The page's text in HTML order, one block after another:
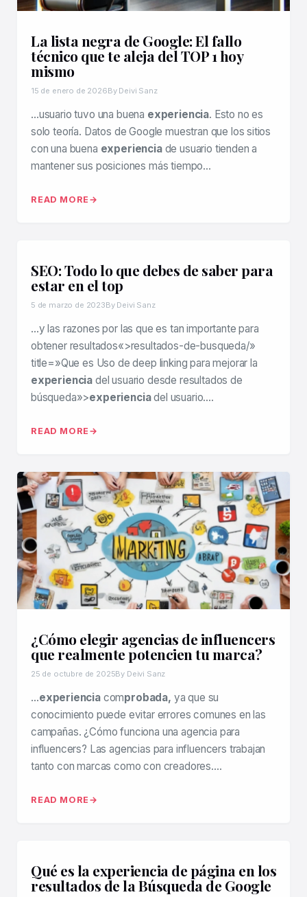
La lista negra de Google: El fallo
técnico que te aleja del TOP 1 hoy
mismo
15 de enero de 2026By Deivi Sanz
…usuario tuvo una buena experiencia. Esto no es
solo teoría. Datos de Google muestran que los sitios
con una buena experienciade usuario tienden a
mantener sus posiciones más tiempo…
READ MORE
SEO: Todo lo que debes de saber para
estar en el top
5 de marzo de 2023By Deivi Sanz
…y las razones por las que es tan importante para
obtener resultados«>resultados-de-busqueda/»
title=»Que es Uso de deep linking para mejorar la
experiencia del usuario desde resultados de
búsqueda»>experienciadel usuario….
READ MORE
¿Cómo elegir agencias de influencers
que realmente potencien tu marca?
25 de octubre de 2025By Deivi Sanz
…experienciacomprobada, ya que su
conocimiento puede evitar errores comunes en las
campañas. ¿Cómo funciona una agencia para
influencers? Las agencias para influencers trabajan
tanto con marcas como con creadores….
READ MORE
Qué es la experiencia de página en los
resultados de la Búsqueda de Google